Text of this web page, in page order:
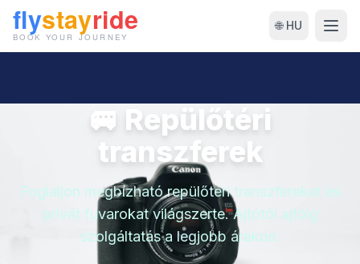
🌐 HU
🚐 Repülőtéri
transzferek
Foglaljon megbízható repülőtéri transzfereket és
privát fuvarokat világszerte. Ajtótól ajtóig
szolgáltatás a legjobb árakon.